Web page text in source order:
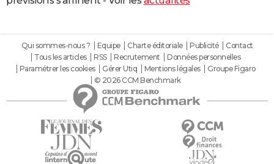
Qui sommes-nous ? Equipe Charte éditoriale Publicité
Contact
Tous les articles
RSS Recrutement
Données personnelles
Paramétrer les cookies
Gérer Utiq Mentions légales
Groupe Figaro
© 2026 CCM Benchmark